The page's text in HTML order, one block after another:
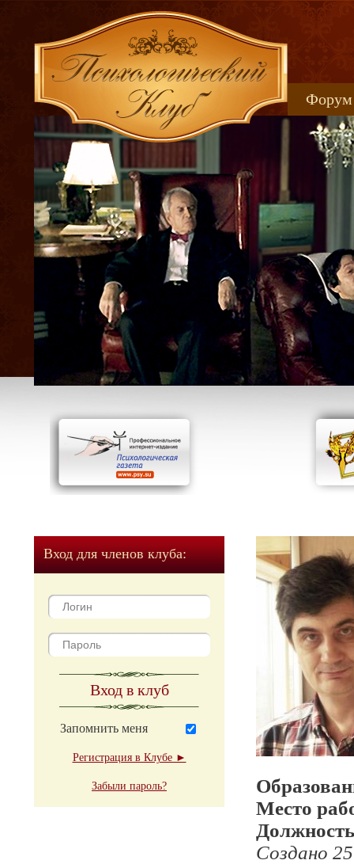
Форум
Вход для членов клуба:
Вход в клуб
Запомнить меня
Регистрация в Клубе ►
Забыли пароль?
Место
Создано